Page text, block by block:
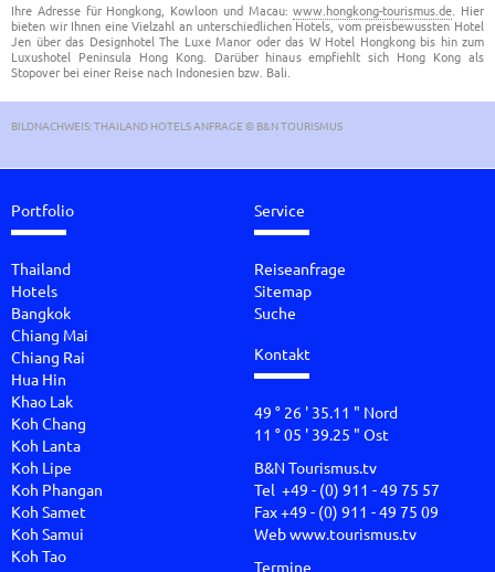
Ihre Adresse für Hongkong, Kowloon und Macau:www.hongkong-tourismus.de. Hier
bieten wir Ihnen eine Vielzahl an unterschiedlichen Hotels, vom preisbewussten Hotel
Jen über das Designhotel The Luxe Manor oder das W Hotel Hongkong bis hin zum
Luxushotel Peninsula Hong Kong. Darüber hinaus empfiehlt sich Hong Kong als
Stopover bei einer Reise nach Indonesien bzw. Bali.
BILDNACHWEIS: THAILAND HOTELS ANFRAGE © B&N TOURISMUS
Portfolio
Thailand
Hotels
Bangkok
Chiang Mai
Chiang Rai
Hua Hin
Khao Lak
Koh Chang
Koh Lanta
Koh Lipe
Koh Phangan
Koh Samet
Koh Samui
Koh Tao
Service
Reiseanfrage
Sitemap
Suche
Kontakt
49 ° 26 ' 35.11 " Nord
11 ° 05 ' 39.25 " Ost
B&N Tourismus.tv
Tel +49 - (0) 911 - 49 75 57
Fax +49 - (0) 911 - 49 75 09
Webwww.tourismus.tv
Termine